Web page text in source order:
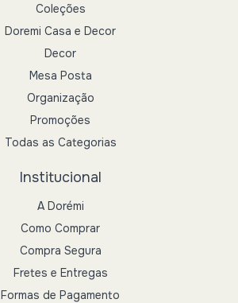
Coleções
Doremi Casa e Decor
Decor
Mesa Posta
Organização
Promoções
Todas as Categorias
Institucional
A Dorémi
Como Comprar
Compra Segura
Fretes e Entregas
Formas de Pagamento